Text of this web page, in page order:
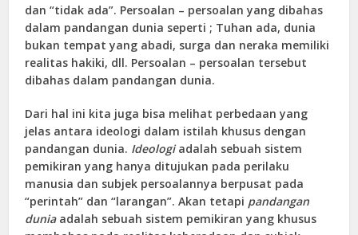
dan “tidak ada”. Persoalan – persoalan yang dibahas
dalam pandangan dunia seperti ; Tuhan ada, dunia
bukan tempat yang abadi, surga dan neraka memiliki
realitas hakiki, dll. Persoalan – persoalan tersebut
dibahas dalam pandangan dunia.
Dari hal ini kita juga bisa melihat perbedaan yang
jelas antara ideologi dalam istilah khusus dengan
pandangan dunia. Ideologiadalah sebuah sistem
pemikiran yang hanya ditujukan pada perilaku
manusia dan subjek persoalannya berpusat pada
“perintah” dan “larangan”. Akan tetapi pandangan
duniaadalah sebuah sistem pemikiran yang khusus